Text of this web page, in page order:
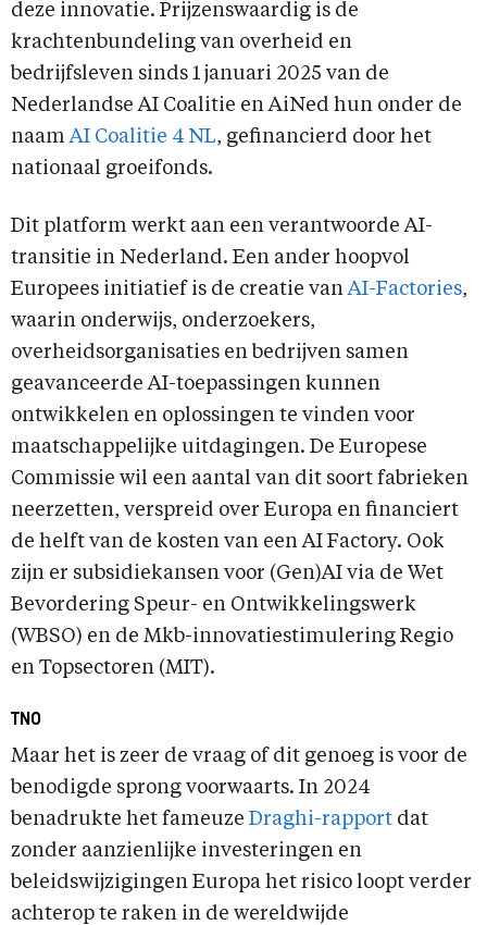
deze innovatie. Prijzenswaardig is de
krachtenbundeling van overheid en
bedrijfsleven sinds 1 januari 2025 van de
Nederlandse AI Coalitie en AiNed hun onder de
naamAI Coalitie 4 NL, gefinancierd door het
nationaal groeifonds.
Dit platform werkt aan een verantwoorde AI-
transitie in Nederland. Een ander hoopvol
Europees initiatief is de creatie vanAI-Factories,
waarin onderwijs, onderzoekers,
overheidsorganisaties en bedrijven samen
geavanceerde AI-toepassingen kunnen
ontwikkelen en oplossingen te vinden voor
maatschappelijke uitdagingen. De Europese
Commissie wil een aantal van dit soort fabrieken
neerzetten, verspreid over Europa en financiert
de helft van de kosten van een AI Factory. Ook
zijn er subsidiekansen voor (Gen)AI via de Wet
Bevordering Speur- en Ontwikkelingswerk
(WBSO) en de Mkb-innovatiestimulering Regio
en Topsectoren (MIT).
TNO
Maar het is zeer de vraag of dit genoeg is voor de
benodigde sprong voorwaarts. In 2024
benadrukte het fameuze Draghi-rapport dat
zonder aanzienlijke investeringen en
beleidswijzigingen Europa het risico loopt verder
achterop te raken in de wereldwijde